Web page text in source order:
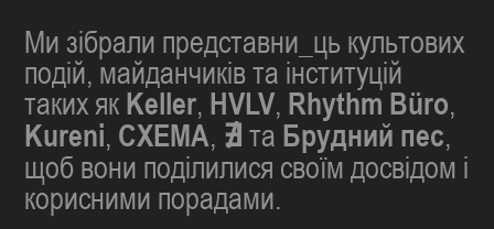
Ми зібрали представни_ць культових
подій, майданчиків та інституцій
таких як Keller, HVLV, Rhythm Büro,
Kureni, СХЕMA, ∄ та Брудний пес,
щоб вони поділилися своїм досвідом і
корисними порадами.